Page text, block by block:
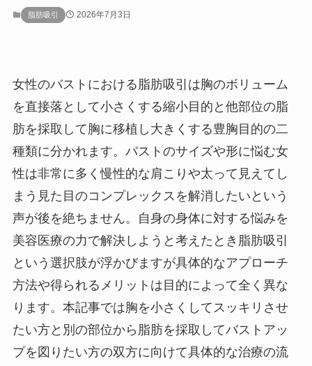
脂肪吸引 2026年7月3日
女性のバストにおける脂肪吸引は胸のボリューム
を直接落として小さくする縮小目的と他部位の脂
肪を採取して胸に移植し大きくする豊胸目的の二
種類に分かれます。バストのサイズや形に悩む女
性は非常に多く慢性的な肩こりや太って見えてし
まう見た目のコンプレックスを解消したいという
声が後を絶ちません。自身の身体に対する悩みを
美容医療の力で解決しようと考えたとき脂肪吸引
という選択肢が浮かびますが具体的なアプローチ
方法や得られるメリットは目的によって全く異な
ります。本記事では胸を小さくしてスッキリさせ
たい方と別の部位から脂肪を採取してバストアッ
プを図りたい方の双方に向けて具体的な治療の流